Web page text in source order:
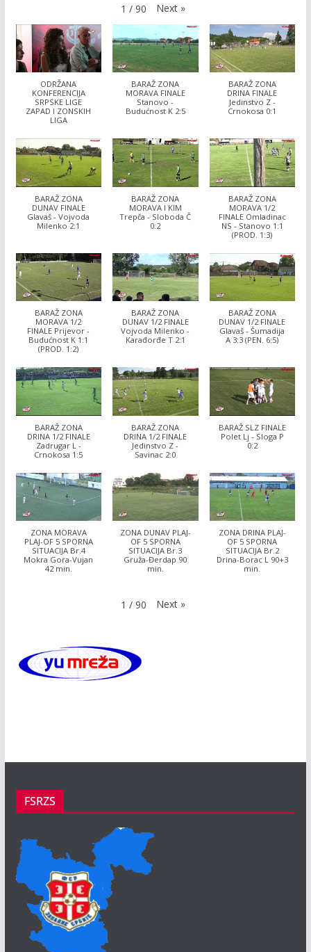
1 / 90 Next »
ODRŽANA
KONFERENCIJA
SRPSKE LIGE
ZAPAD I ZONSKIH
LIGA
BARAŽ ZONA
MORAVA FINALE
Stanovo -
Budućnost K 2:5
BARAŽ ZONA
DRINA FINALE
Jedinstvo Z -
Crnokosa 0:1
BARAŽ ZONA
DUNAV FINALE
Glavaš - Vojvoda
Milenko 2:1
BARAŽ ZONA
MORAVA I KIM
Trepča - Sloboda Č
0:2
BARAŽ ZONA
MORAVA 1/2
FINALE Omladinac
NS - Stanovo 1:1
(PROD. 1:3)
BARAŽ ZONA
MORAVA 1/2
FINALE Prijevor -
Budućnost K 1:1
(PROD. 1:2)
BARAŽ ZONA
DUNAV 1/2 FINALE
Vojvoda Milenko -
Karađorđe T 2:1
BARAŽ ZONA
DUNAV 1/2 FINALE
Glavaš - Šumadija
A 3:3 (PEN. 6:5)
BARAŽ ZONA
DRINA 1/2 FINALE
Zadrugar L -
Crnokosa 1:5
BARAŽ ZONA
DRINA 1/2 FINALE
Jedinstvo Z -
Savinac 2:0
BARAŽ SLZ FINALE
Polet Lj - Sloga P
0:2
ZONA MORAVA
PLAJ-OF 5 SPORNA
SITUACIJA Br.4
Mokra Gora-Vujan
42 min.
ZONA DUNAV PLAJ-
OF 5 SPORNA
SITUACIJA Br.3
Gruža-Đerdap 90
min.
ZONA DRINA PLAJ-
OF 5 SPORNA
SITUACIJA Br.2
Drina-Borac L 90+3
min.
1 / 90 Next »
FSRZS